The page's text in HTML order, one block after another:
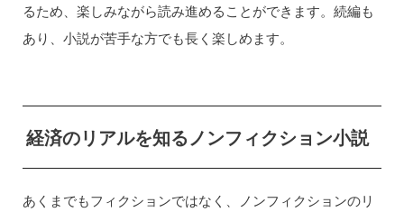
るため、楽しみながら読み進めることができます。続編も
あり、小説が苦手な方でも長く楽しめます。
経済のリアルを知るノンフィクション小説
あくまでもフィクションではなく、ノンフィクションのリ